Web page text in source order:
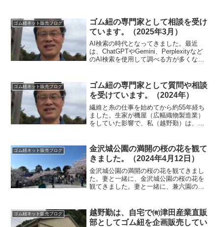
ゴム紐ネット販売ブログ
ゴム紐の専門家として相談を受け
ています。（2025年3月）
AI検索の時代となってきました。最近
は、ChatGPTやGemini、Perplexityなど
のAI検索を使用して調べる方が多くなっ
や相談が増えてきているようです。景気
が...
ゴム紐ネット販売ブログ
ゴム紐の専門家として質問や相談
を受けています。（2024年）
繊維と糸の仕事を始めてから約55年経ち
ました。生家が機屋（広幅織物製造業）
をしていた影響で、私（越野勤）は、小
た。その間に、大学では、信州大学繊維
学部で繊維や糸の勉強...
ゴム紐ネット販売ブログ
金沢城公園の満開の桜の花を観て
きました。（2024年4月12日）
金沢城公園の満開の桜の花を観てきまし
た。妻と一緒に、金沢城公園の桜の花を
観てきました。妻と一緒に、兼六園の桜
ら広坂方向の桜の花を観ています。結婚
式後や結婚前撮りの撮影を...
ゴム紐ネット販売ブログ
越野勤は、自宅で㈲津田産業直販
部としてゴム紐を企画販売してい